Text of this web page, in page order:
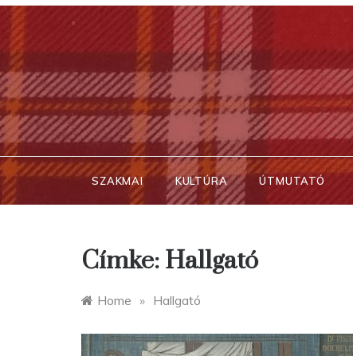
Skip
content
SZAKMAI KULTÚRA ÚTMUTATÓ
Címke: Hallgató
Home » Hallgató